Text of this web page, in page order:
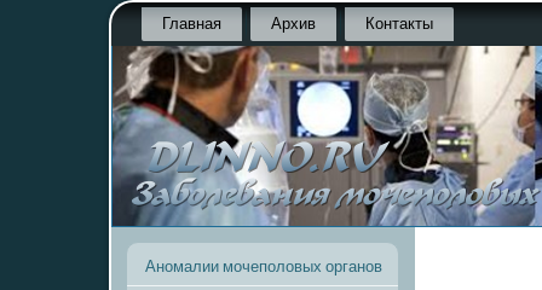
Главная Архив Контакты
Аномалии мочеполовых органов